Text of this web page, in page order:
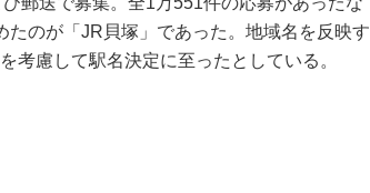
のが「JR貝塚」であった。地域名を反映す
考慮して駅名決定に至ったとしている。